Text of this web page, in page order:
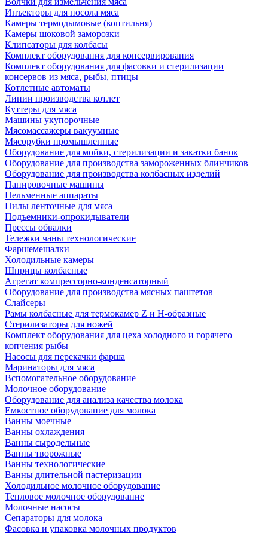
Инъекторы для посола мяса
Камеры термодымовые (коптильня)
Камеры шоковой заморозки
Клипсаторы для колбасы
Комплект оборудования для консервирования
Комплект оборудования для фасовки и стерилизации
консервов из мяса, рыбы, птицы
Котлетные автоматы
Линии производства котлет
Куттеры для мяса
Машины укупорочные
Мясомассажеры вакуумные
Мясорубки промышленные
Оборудование для мойки, стерилизации и закатки банок
Оборудование для производства замороженных блинчиков
Оборудование для производства колбасных изделий
Панировочные машины
Пельменные аппараты
Пилы ленточные для мяса
Подъемники-опрокидыватели
Прессы обвалки
Тележки чаны технологические
Фаршемешалки
Холодильные камеры
Шприцы колбасные
Агрегат компрессорно-конденсаторный
Оборудование для производства мясных паштетов
Слайсеры
Рамы колбасные для термокамер Z и H-образные
Стерилизаторы для ножей
Комплект оборудования для цеха холодного и горячего
копчения рыбы
Насосы для перекачки фарша
Маринаторы для мяса
Вспомогательное оборудование
Молочное оборудование
Оборудование для анализа качества молока
Емкостное оборудование для молока
Ванны моечные
Ванны охлаждения
Ванны сыродельные
Ванны творожные
Ванны технологические
Ванны длительной пастеризации
Холодильное молочное оборудование
Тепловое молочное оборудование
Молочные насосы
Сепараторы для молока
Фасовка и упаковка молочных продуктов